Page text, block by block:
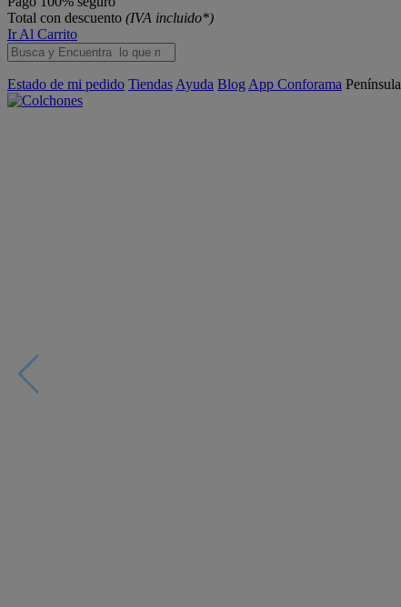
Total con descuento (IVA incluido*)
Ir Al Carrito
Estado de mi pedido Tiendas Ayuda Blog App Conforama Península